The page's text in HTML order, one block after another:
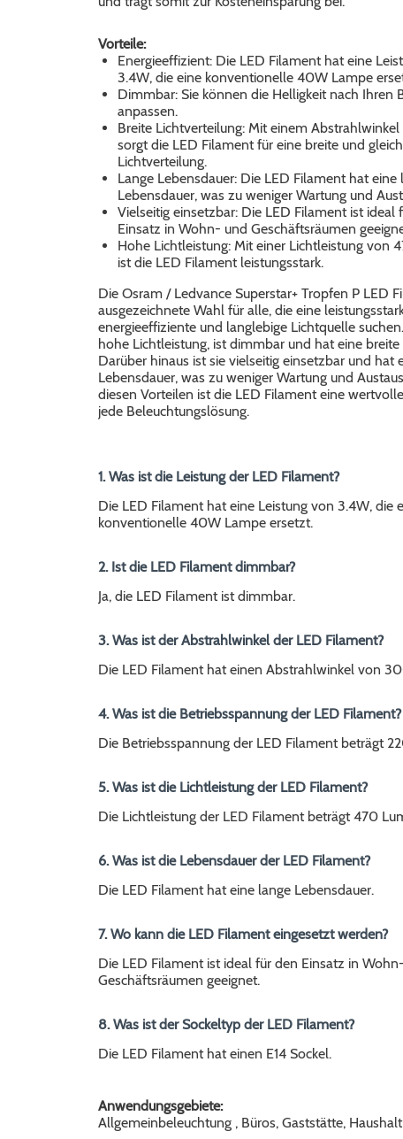
Vorteile:
Energieeffizient: Die LED Filament hat eine
3.4W, die eine konventionelle 40W Lampe
Dimmbar: Sie können die Helligkeit nach Ihren
anpassen.
Breite Lichtverteilung: Mit einem
sorgt die LED Filament für eine breite und
Lichtverteilung.
Lange Lebensdauer: Die LED Filament hat eine
Lebensdauer, was zu weniger Wartung und
Vielseitig einsetzbar: Die LED Filament ist ideal
Einsatz in Wohn- und Geschäftsräumen
Hohe Lichtleistung: Mit einer Lichtleistung von
ist die LED Filament leistungsstark.
Die Osram / Ledvance Superstar+ Tropfen P LED
ausgezeichnete Wahl für alle, die eine
energieeffiziente und langlebige Lichtquelle
hohe Lichtleistung, ist dimmbar und hat eine breite
Darüber hinaus ist sie vielseitig einsetzbar und hat
Lebensdauer, was zu weniger Wartung und
diesen Vorteilen ist die LED Filament eine
jede Beleuchtungslösung.
1. Was ist die Leistung der LED Filament?
Die LED Filament hat eine Leistung von 3.4W, die
konventionelle 40W Lampe ersetzt.
2. Ist die LED Filament dimmbar?
Ja, die LED Filament ist dimmbar.
3. Was ist der Abstrahlwinkel der LED Filament?
Die LED Filament hat einen Abstrahlwinkel von
4. Was ist die Betriebsspannung der LED Filament?
Die Betriebsspannung der LED Filament beträgt
5. Was ist die Lichtleistung der LED Filament?
Die Lichtleistung der LED Filament beträgt 470
6. Was ist die Lebensdauer der LED Filament?
Die LED Filament hat eine lange Lebensdauer.
7. Wo kann die LED Filament eingesetzt werden?
Die LED Filament ist ideal für den Einsatz in
Geschäftsräumen geeignet.
8. Was ist der Sockeltyp der LED Filament?
Die LED Filament hat einen E14 Sockel.
Anwendungsgebiete:
Allgemeinbeleuchtung , Büros, Gaststätte,